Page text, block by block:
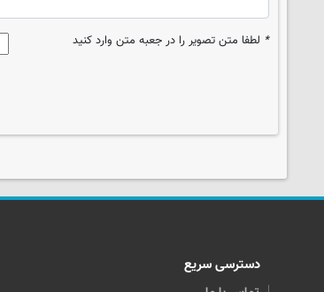
* لطفا متن تصویر را در جعبه متن وارد کنید
دسترسی سریع